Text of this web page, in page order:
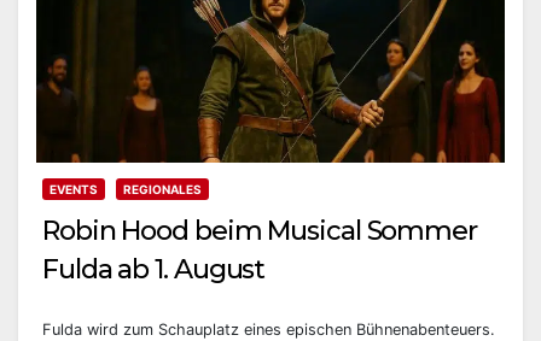
EVENTS REGIONALES
Robin Hood beim Musical Sommer
Fulda ab 1. August
Fulda wird zum Schauplatz eines epischen Bühnenabenteuers.